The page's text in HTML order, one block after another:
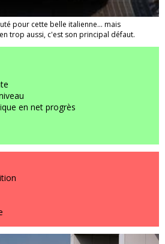
pour cette belle italienne... mais
trop aussi, c'est son principal défaut.
en net progrès